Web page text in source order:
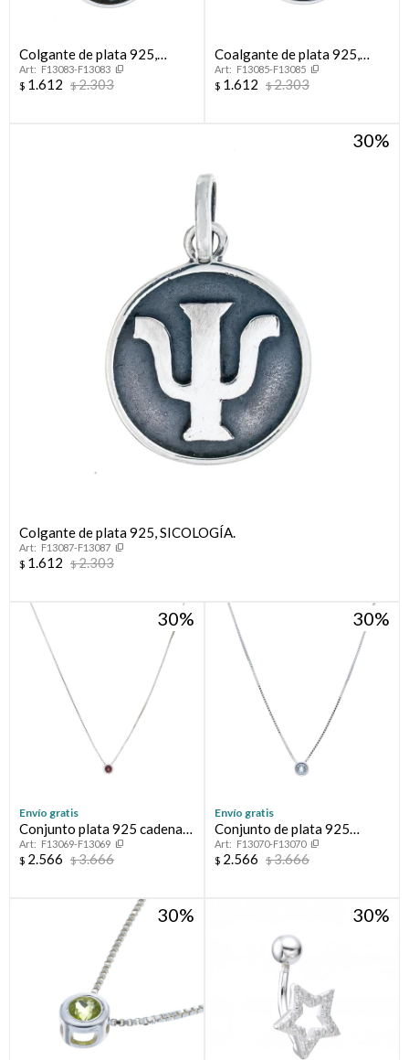
Colgante de plata 925,
AUXILIAR DE SERVICIO.
F13083-F13083
$ 1.612 $2.303
Coalgante de plata 925,
ABOGACÍA.
F13085-F13085
$ 1.612 $2.303
30
Colgante de plata 925, SICOLOGÍA.
F13087-F13087
$ 1.612 $2.303
30
Envío gratis
Conjunto plata 925 cadena y
punto de luz GRANATE
F13069-F13069
$ 2.566 $3.666
30
Envío gratis
Conjunto de plata 925
cadena y punto de luz
TOPACIO CELESTE
F13070-F13070
$ 2.566 $3.666
30 30